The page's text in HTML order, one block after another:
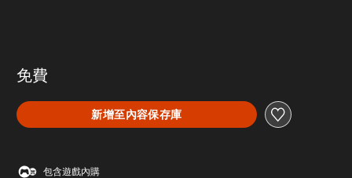
免費
新增至內容保存庫
包含遊戲內購